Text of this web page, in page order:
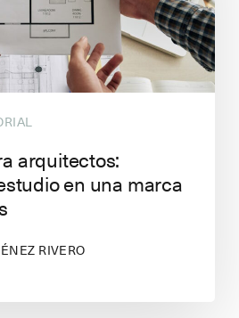
arquitectos:
en una marca
RIVERO